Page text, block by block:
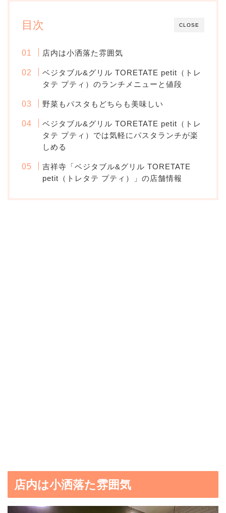
CLOSE
目次
店内は小洒落た雰囲気
ベジタブル&グリル TORETATE petit（トレ
タテ プティ）のランチメニューと値段
野菜もパスタもどちらも美味しい
ベジタブル&グリル TORETATE petit（トレ
タテ プティ）では気軽にパスタランチが楽
しめる
吉祥寺「ベジタブル&グリル TORETATE
petit（トレタテ プティ）」の店舗情報
店内は小洒落た雰囲気